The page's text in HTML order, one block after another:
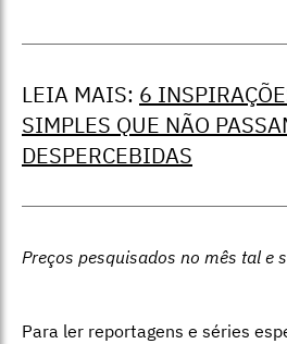
LEIA MAIS: 6
SIMPLES QUE NÃO
DESPERCEBIDAS
Preços pesquisados no mês tal e
Para ler reportagens e séries